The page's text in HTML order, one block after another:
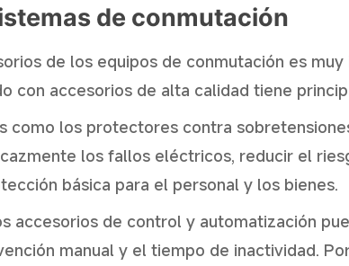
de conmutación
de los equipos de conmutación es
con accesorios de alta calidad tiene
como los protectores contra
los fallos eléctricos, reducir el
básica para el personal y los bienes.
accesorios de control y automatización
manual y el tiempo de inactividad.
Iniciar chat